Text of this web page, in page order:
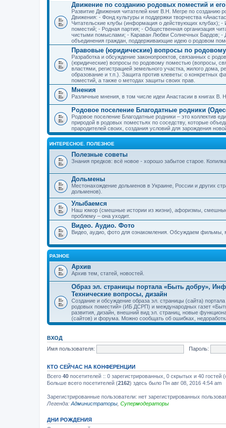
Движение по созданию родовых поместий и его
Развитие Движения читателей книг В.Н. Мегре по
Движения: - Фонд культуры и поддержки творчества
Читательские клубы (информация о действующих клубах);
поместий; - Родная партия; - Общественная организация
чистыми помыслами; - Караван Любви Солнечных Бардов; -
объединения граждан, поддерживающие идею о родовом
Правовые (юридические) вопросы по
Разработка и обсуждение законопроектов, связанных с
(юридические) вопросы по родовому поместью (вопросы,
властями, регистрацией земельного участка, жилого дома,
образование и т.п.). Защита против клеветы: о конкретных
поместий, а также о методах защиты своих прав.
Мнения
Различные мнения, в том числе идеи Анастасии в книгах В.
Родовое поселение Благодатные родники
Родовое поселение Благодатные родники – это коллектив
природой в родовых поместьях по соседству, которые
прародителей своих, создания условий для зарождения
ИНТЕРЕСНОЕ. ПОЛЕЗНОЕ
Полезные советы
Знания предков: всё новое - хорошо забытое старое.
Дольмены
Местонахождение дольменов в Украине, России и других
дольменов).
Улыбаемся
Наш юмор (смешные истории из жизни), афоризмы,
проблему – она уходит.
Видео. Аудио. Фото
Видео, аудио, фото для ознакомления. Обсуждаем фильмы,
РАЗНОЕ
Архив
Архив тем, статей, новостей.
Образ эл. страницы портала «Быть добру»,
Технические вопросы, дизайн
Создание и обсуждение образа эл. страницы (сайта)
родовых поместий» (ИБ ДСРП) и международных газет
развития, дизайн, внешний вид эл. страниц, новые
(сайтов) и форума. Можно сообщать об ошибках,
ВХОД
Имя пользователя:
Пароль:
КТО СЕЙЧАС НА КОНФЕРЕНЦИИ
Всего 40 посетителей :: 0 зарегистрированных, 0 скрытых и 40
Больше всего посетителей (2162) здесь было Пн авг 08, 2016 4:54 am
Зарегистрированные пользователи: нет зарегистрированных
Легенда: Администраторы Супермодераторы
ДНИ РОЖДЕНИЯ